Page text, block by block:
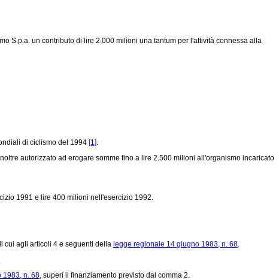
S.p.a. un contributo di lire 2.000 milioni una tantum per l'attività connessa alla
di ciclismo del 1994 [1].
autorizzato ad erogare somme fino a lire 2.500 milioni all'organismo incaricato
1991 e lire 400 milioni nell'esercizio 1992.
cui agli articoli 4 e seguenti della legge regionale 14 giugno 1983, n. 68.
1983, n. 68, superi il finanziamento previsto dal comma 2.